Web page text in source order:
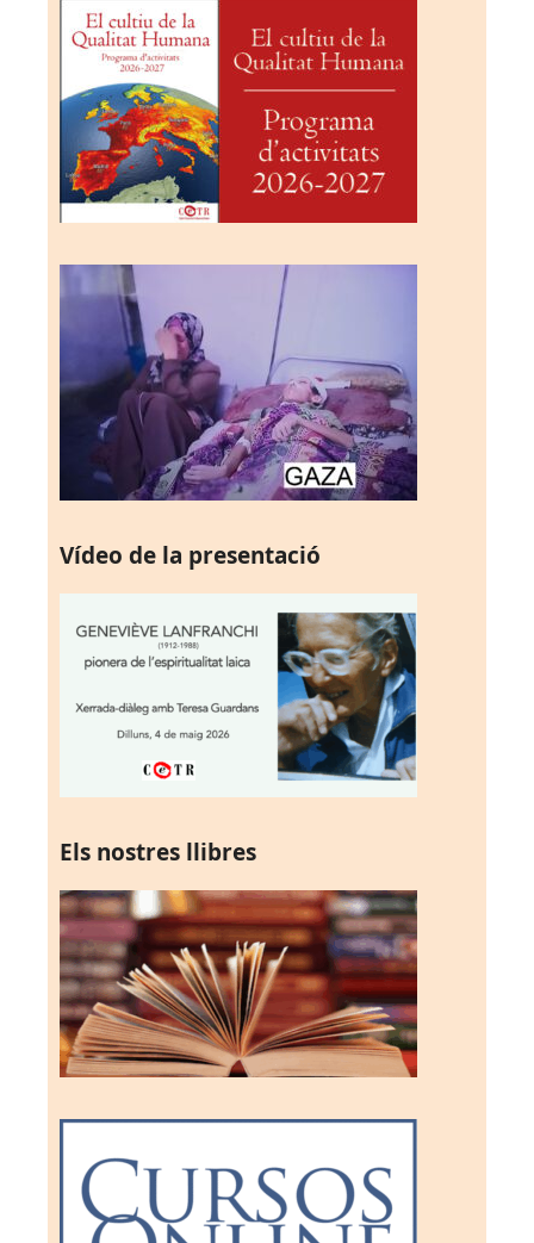
Vídeo de la presentació
Els nostres llibres